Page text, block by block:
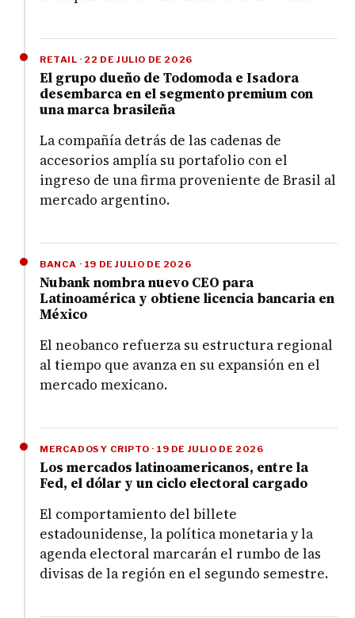
RETAIL · 22 DE JULIO DE 2026
El grupo dueño de Todomoda e Isadora
desembarca en el segmento premium con
una marca brasileña
La compañía detrás de las cadenas de
accesorios amplía su portafolio con el
ingreso de una firma proveniente de Brasil al
mercado argentino.
BANCA · 19 DE JULIO DE 2026
Nubank nombra nuevo CEO para
Latinoamérica y obtiene licencia bancaria en
México
El neobanco refuerza su estructura regional
al tiempo que avanza en su expansión en el
mercado mexicano.
MERCADOS Y CRIPTO · 19 DE JULIO DE 2026
Los mercados latinoamericanos, entre la
Fed, el dólar y un ciclo electoral cargado
El comportamiento del billete
estadounidense, la política monetaria y la
agenda electoral marcarán el rumbo de las
divisas de la región en el segundo semestre.